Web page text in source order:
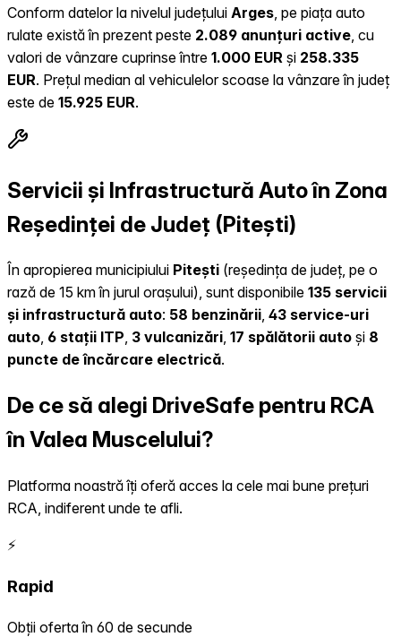
Conform datelor la nivelul județului Arges , pe piața auto
rulate există în prezent peste 2.089 anunțuri active , cu
valori de vânzare cuprinse între 1.000 EUR și 258.335
EUR. Prețul median al vehiculelor scoase la vânzare în județ
este de 15.925 EUR.
Servicii și Infrastructură Auto în Zona
Reședinței de Județ (Pitești)
În apropierea municipiului Pitești (reședința de județ, pe o
rază de 15 km în jurul orașului), sunt disponibile 135 servicii
și infrastructură auto: 58 benzinării, 43 service-uri
auto, 6 stații ITP, 3 vulcanizări, 17 spălătorii auto și 8
puncte de încărcare electrică.
De ce să alegi DriveSafe pentru RCA
în Valea Muscelului?
Platforma noastră îți oferă acces la cele mai bune prețuri
RCA, indiferent unde te afli.
⚡
Rapid
Obții oferta în 60 de secunde